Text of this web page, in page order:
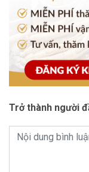
Trở thành người